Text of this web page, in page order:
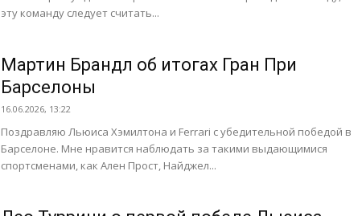
эту команду следует считать...
Мартин Брандл об итогах Гран При
Барселоны
16.06.2026, 13:22
Поздравляю Льюиса Хэмилтона и Ferrari с убедительной победой в
Барселоне. Мне нравится наблюдать за такими выдающимися
спортсменами, как Ален Прост, Найджел...